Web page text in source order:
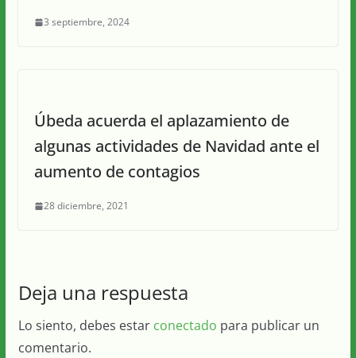
3 septiembre, 2024
Úbeda acuerda el aplazamiento de
algunas actividades de Navidad ante el
aumento de contagios
28 diciembre, 2021
Deja una respuesta
Lo siento, debes estar conectado para publicar un
comentario.